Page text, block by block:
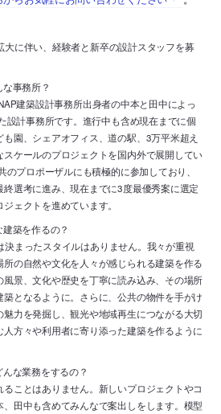
大に伴い、経験者と新卒の設計スタッフを募
事務所？
建築設計事務所出身者の中本と田中によっ
設計事務所です。進行中も含め現在までに個
園、シェアオフィス、道の駅、3万平米超え
ケールのプロジェクトを国内外で展開してい
のプロポーザルにも積極的に参加しており、
選考に進み、現在までに3度最優秀案に選定
ェクトを進めています。
築を作るの？
決まったスタイルはありません。我々が重視
所の自然や文化を人々が感じられる建築を作る
風景、文化や歴史を丁寧に読み込み、その場所
となるように。さらに、公共の物件を手がけ
力を発掘し、観光や地域再生につながる大切
方々や利用者に寄り添った建築を作るように
な業務をするの？
ことはありません。新しいプロジェクトやコ
田中も含めてみんなで案出しをします。模型